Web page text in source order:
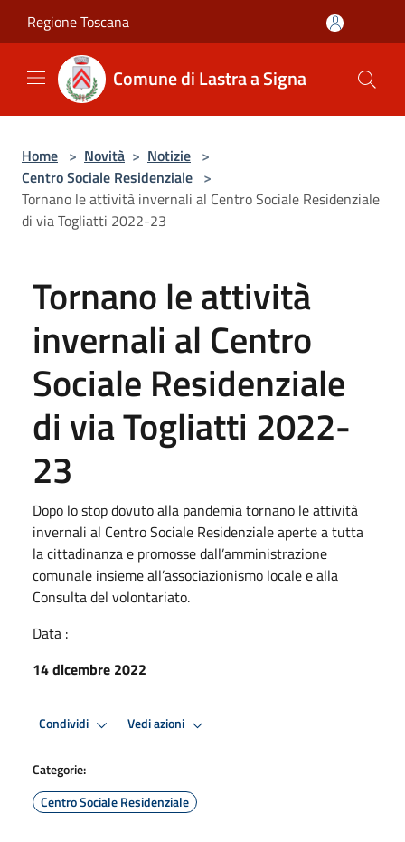
Regione Toscana
Comune di Lastra a Signa
Home > Novità > Notizie >
Centro Sociale Residenziale >
Tornano le attività invernali al Centro Sociale Residenziale
di via Togliatti 2022-23
Tornano le attività
invernali al Centro
Sociale Residenziale
di via Togliatti 2022-
23
Dopo lo stop dovuto alla pandemia tornano le attività
invernali al Centro Sociale Residenziale aperte a tutta
la cittadinanza e promosse dall’amministrazione
comunale insieme all’associazionismo locale e alla
Consulta del volontariato.
Data :
14 dicembre 2022
Condividi Vedi azioni
Categorie:
Centro Sociale Residenziale